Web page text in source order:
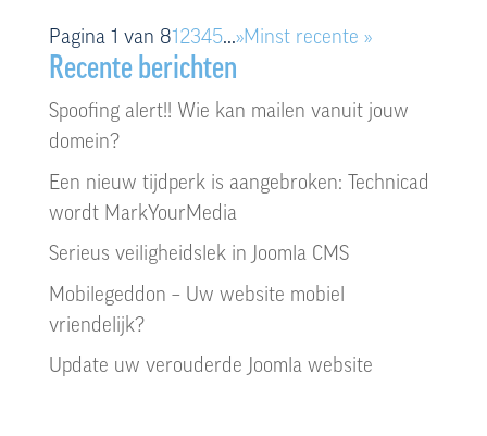
Pagina 1 van 8 12345...»Minst recente »
Recente berichten
Spoofing alert!! Wie kan mailen vanuit jouw
domein?
Een nieuw tijdperk is aangebroken: Technicad
wordt MarkYourMedia
Serieus veiligheidslek in Joomla CMS
Mobilegeddon – Uw website mobiel
vriendelijk?
Update uw verouderde Joomla website